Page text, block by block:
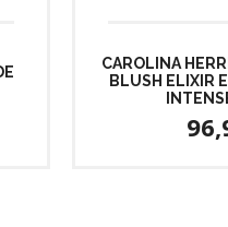
CAROLINA
BLUSH ELIXIR